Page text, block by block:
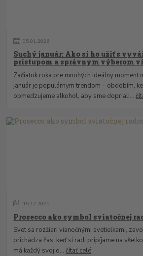
05.01.2026
Suchý január: Ako si ho užiť s
prístupom a správnym výberom
Začiatok roka pre mnohých ideálny moment
január je populárnym trendom – obdobím,
obmedzujeme alkohol, aby sme dopriali...
15. 12.2025
Prosecco ako symbol sviatočnej
Svet sa rozžiari vianočnými svetielkami,
prichádza čas, keď si radi pripíjame na
má každý svoj o...čítať celé